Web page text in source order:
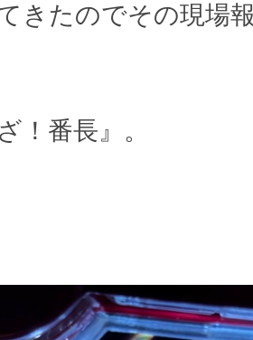
きたのでその現場
！番長』。